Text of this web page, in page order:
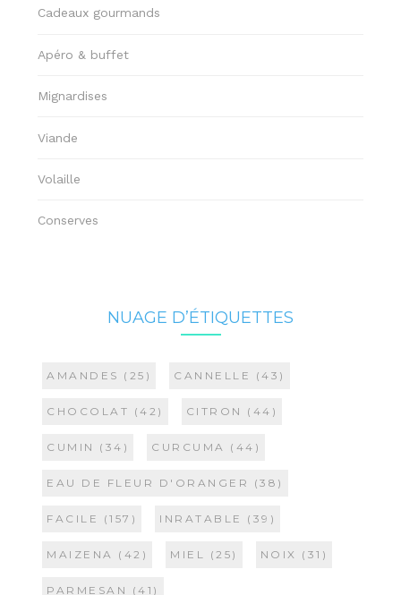
Cadeaux gourmands
Apéro & buffet
Mignardises
Viande
Volaille
Conserves
NUAGE D’ÉTIQUETTES
AMANDES (25) CANNELLE (43)
CHOCOLAT (42) CITRON (44)
CUMIN (34) CURCUMA (44)
EAU DE FLEUR D'ORANGER (38)
FACILE (157) INRATABLE (39)
MAIZENA (42) MIEL (25) NOIX (31)
PARMESAN (41)